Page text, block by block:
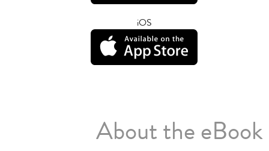
iOS
About the eBook